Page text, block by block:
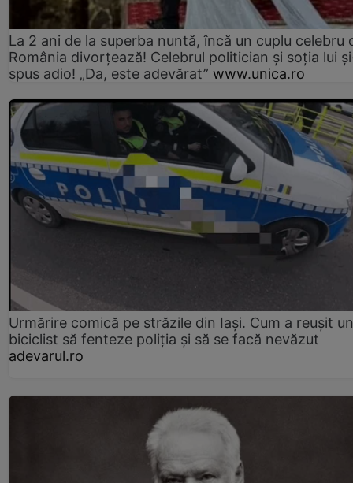
La 2 ani de la superba nuntă, încă un cuplu celebru
România divorțează! Celebrul politician și soția lui
spus adio! „Da, este adevărat” www.unica.ro
Urmărire comică pe străzile din Iași. Cum a reușit un
biciclist să fenteze poliția și să se facă nevăzut
adevarul.ro